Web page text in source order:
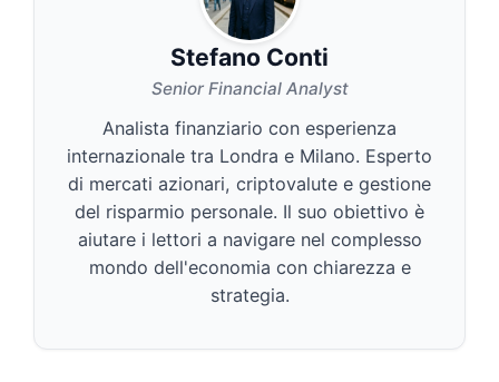
Stefano Conti
Senior Financial Analyst
Analista finanziario con esperienza
internazionale tra Londra e Milano. Esperto
di mercati azionari, criptovalute e gestione
del risparmio personale. Il suo obiettivo è
aiutare i lettori a navigare nel complesso
mondo dell'economia con chiarezza e
strategia.